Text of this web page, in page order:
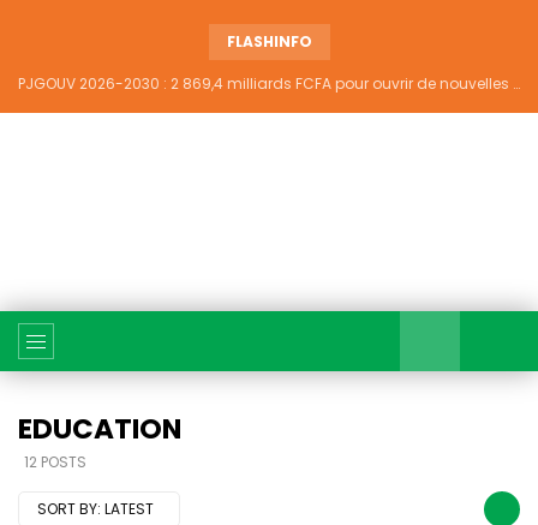
FLASHINFO
PJGOUV 2026-2030 : 2 869,4 milliards FCFA pour ouvrir de nouvelles perspectives à plus de 5,2 millions de jeunes ivoiriens
EDUCATION
12 POSTS
SORT BY: LATEST